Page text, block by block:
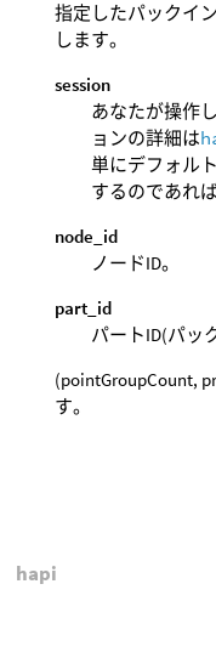
指定したパックイ
します。
session
あなたが操作
ョンの詳細は
単にデフォル
するのであれ
node_id
ノードID。
part_id
パートID(パッ
(pointGroupCount,
す。
hapi